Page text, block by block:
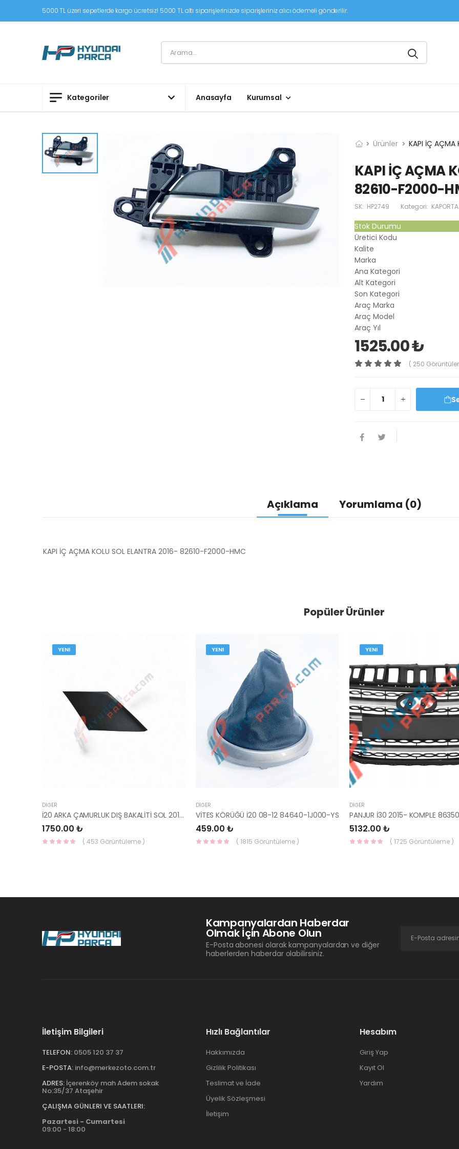
5000 TL üzeri sepetlerde kargo ücretsiz! 5000 TL altı siparişlerinizde siparişleriniz alıcı ödemeli gönderilir.
Kategoriler Anasayfa Kurumsal
Ürünler KAPI İÇ
KAPI İÇ AÇMA
82610-F2000-
SK: HP2749 Kategori:
Stok Durumu
Üretici Kodu
Kalite
Marka
Ana Kategori
Alt Kategori
Son Kategori
Araç Marka
Araç Model
Araç Yıl
1525.00 ₺
( 250
Açıklama Yorumlama (0)
KAPI İÇ AÇMA KOLU SOL ELANTRA 2016- 82610-F2000-HMC
Popüler Ürünler
YENI
DIĞER
İ20 ARKA ÇAMURLUK DIŞ BAKALİTİ SOL 2015- ( PARLAK SİYAH ) 87360-C8000-YS
1750.00 ₺
( 453 Görüntüleme )
YENI
DIĞER
VİTES KÖRÜĞÜ İ20 08-12 84640-1J000-YS
459.00 ₺
( 1815 Görüntüleme )
YENI
DIĞER
5132.00 ₺
( 1725 Görüntüleme )
Kampanyalardan Haberdar
Olmak İçin Abone Olun
E-Posta abonesi olarak kampanyalardan ve diğer
haberlerden haberdar olabilirsiniz.
İletişim Bilgileri
TELEFON: 0505 120 37 37
E-POSTA: info@merkezoto.com.tr
ADRES: İçerenköy mah Adem sokak
No:35/37 Ataşehir
ÇALIŞMA GÜNLERI VE SAATLERI:
Pazartesi - Cumartesi
09:00 - 18:00
Hızlı Bağlantılar
Hakkımızda
Gizlilik Politikası
Teslimat ve İade
Üyelik Sözleşmesi
İletişim
Hesabım
Giriş Yap
Kayıt Ol
Yardım